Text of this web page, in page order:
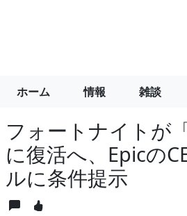
ホーム 情報 雑談
フォートナイトが
に復活へ、Epicの
ルに条件提示